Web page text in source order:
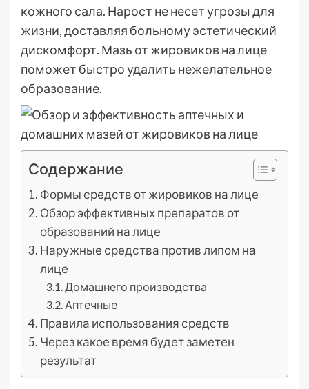
кожного сала. Нарост не несет угрозы для
жизни, доставляя больному эстетический
дискомфорт. Мазь от жировиков на лице
поможет быстро удалить нежелательное
образование.
Содержание
Формы средств от жировиков на лице
Обзор эффективных препаратов от
образований на лице
Наружные средства против липом на
лице
Домашнего производства
Аптечные
Правила использования средств
Через какое время будет заметен
результат